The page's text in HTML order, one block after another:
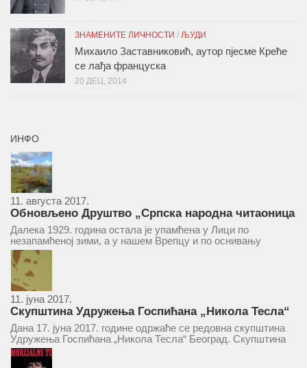
ЗНАМЕНИТЕ ЛИЧНОСТИ / ЉУДИ
Михаило Заставниковић, аутор пјесме Креће
се лађа француска
20 ДЕЦ, 2014
ИНФО
11. августа 2017.
Обновљено Друштво „Српска народна читаоница
и књижница“ у Врепцу
Далека 1929. година остала је упамћена у Лици по
незапамћеној зими, а у нашем Врепцу и по оснивању
Друштва „Српска народна читаоница и књижница у
Врепцу“. Потакнути потребом за културним и духовним
уздизањем група...
11. јуна 2017.
Скупштина Удружења Госпићана „Никола Тесла“
у суботу 17. јуна 2017.
Дана 17. јуна 2017. године одржаће се редовна скупштина
Удружења Госпићана „Никола Тесла“ Београд. Скупштина
ће се одржати у простору ресторана „Тесла“, Савски трг бр.
9 Београд, у 11 часова. За Скупштину је предложен...